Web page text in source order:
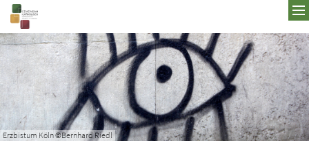
Zum Inhalt springen
Erzbistum Köln ©Bernhard Riedl